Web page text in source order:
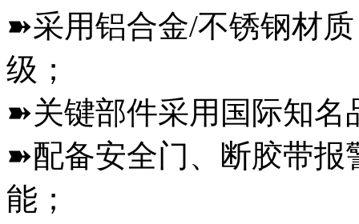
➽采用铝合金/不锈钢材
级；
➽关键部件采用国际知名
➽配备安全门、断胶带报
能；